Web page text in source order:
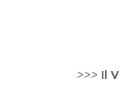
>>> Il